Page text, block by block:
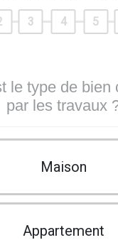
3 4 5
le type de bien
par les travaux
Maison
Appartement